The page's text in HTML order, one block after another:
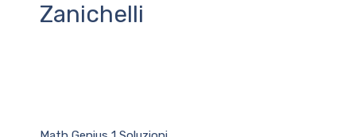
Zanichelli